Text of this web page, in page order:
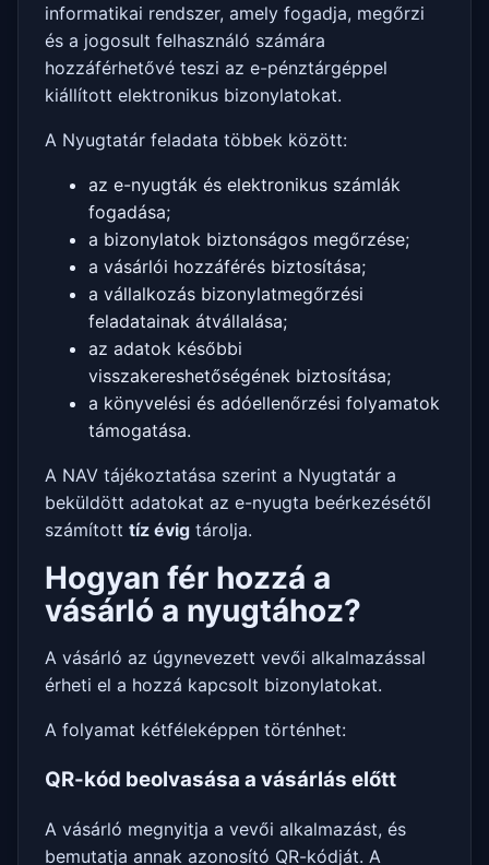
informatikai rendszer, amely fogadja, megőrzi
és a jogosult felhasználó számára
hozzáférhetővé teszi az e-pénztárgéppel
kiállított elektronikus bizonylatokat.
A Nyugtatár feladata többek között:
az e-nyugták és elektronikus számlák
fogadása;
a bizonylatok biztonságos megőrzése;
a vásárlói hozzáférés biztosítása;
a vállalkozás bizonylatmegőrzési
feladatainak átvállalása;
az adatok későbbi
visszakereshetőségének biztosítása;
a könyvelési és adóellenőrzési folyamatok
támogatása.
A NAV tájékoztatása szerint a Nyugtatár a
beküldött adatokat az e-nyugta beérkezésétől
számított tíz évig tárolja.
Hogyan fér hozzá a
vásárló a nyugtához?
A vásárló az úgynevezett vevői alkalmazással
érheti el a hozzá kapcsolt bizonylatokat.
A folyamat kétféleképpen történhet:
QR-kód beolvasása a vásárlás előtt
A vásárló megnyitja a vevői alkalmazást, és
bemutatja annak azonosító QR-kódját. A